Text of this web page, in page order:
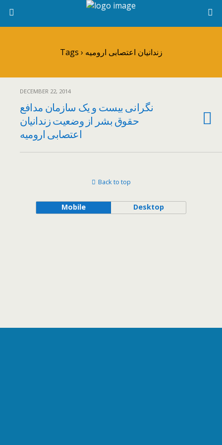
Tags › زندانیان اعتصابی ارومیه
DECEMBER 22, 2014
نگرانی بیست و یک سازمان مدافع
حقوق بشر از وضعیت زندانیان
اعتصابی ارومیه
Back to top
Mobile Desktop